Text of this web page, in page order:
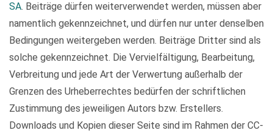
SA. Beiträge dürfen weiterverwendet werden, müssen aber
namentlich gekennzeichnet, und dürfen nur unter denselben
Bedingungen weitergeben werden. Beiträge Dritter sind als
solche gekennzeichnet. Die Vervielfältigung, Bearbeitung,
Verbreitung und jede Art der Verwertung außerhalb der
Grenzen des Urheberrechtes bedürfen der schriftlichen
Zustimmung des jeweiligen Autors bzw. Erstellers.
Downloads und Kopien dieser Seite sind im Rahmen der CC-